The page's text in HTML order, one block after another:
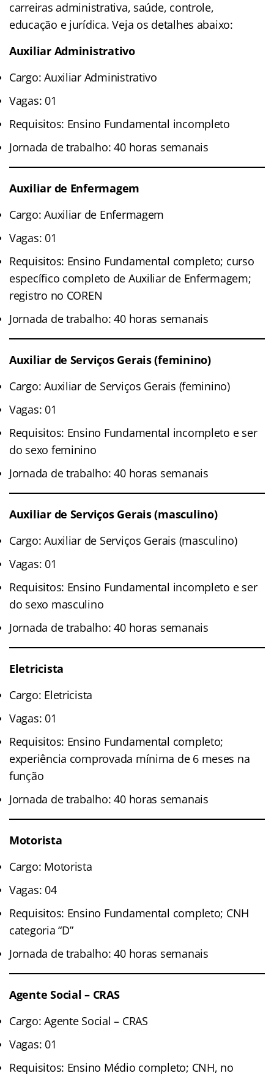
carreiras administrativa, saúde, controle,
educação e jurídica. Veja os detalhes abaixo:
Auxiliar Administrativo
Cargo: Auxiliar Administrativo
Vagas: 01
Requisitos: Ensino Fundamental incompleto
Jornada de trabalho: 40 horas semanais
Auxiliar de Enfermagem
Cargo: Auxiliar de Enfermagem
Vagas: 01
Requisitos: Ensino Fundamental completo; curso
específico completo de Auxiliar de Enfermagem;
registro no COREN
Jornada de trabalho: 40 horas semanais
Auxiliar de Serviços Gerais (feminino)
Cargo: Auxiliar de Serviços Gerais (feminino)
Vagas: 01
Requisitos: Ensino Fundamental incompleto e ser
do sexo feminino
Jornada de trabalho: 40 horas semanais
Auxiliar de Serviços Gerais (masculino)
Cargo: Auxiliar de Serviços Gerais (masculino)
Vagas: 01
Requisitos: Ensino Fundamental incompleto e ser
do sexo masculino
Jornada de trabalho: 40 horas semanais
Eletricista
Cargo: Eletricista
Vagas: 01
Requisitos: Ensino Fundamental completo;
experiência comprovada mínima de 6 meses na
função
Jornada de trabalho: 40 horas semanais
Motorista
Cargo: Motorista
Vagas: 04
Requisitos: Ensino Fundamental completo; CNH
categoria “D”
Jornada de trabalho: 40 horas semanais
Agente Social – CRAS
Cargo: Agente Social – CRAS
Vagas: 01
Requisitos: Ensino Médio completo; CNH, no